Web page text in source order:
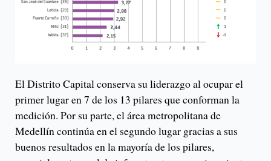
El Distrito Capital conserva su liderazgo al ocupar el
primer lugar en 7 de los 13 pilares que conforman la
medición. Por su parte, el área metropolitana de
Medellín continúa en el segundo lugar gracias a sus
buenos resultados en la mayoría de los pilares,